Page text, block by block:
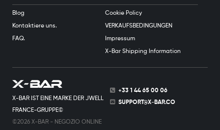
X-BAR IST EINE MARKE DER JWELL
FRANCE-GRUPPE©
©2026 X-BAR - NEGOZIO ONLINE
+33 1 44 65 00 06
SUPPORT@X-BAR.CO
Blog
Kontaktiere uns.
FAQ.
Cookie Policy
VERKAUFSBEDINGUNGEN
Impressum
X-Bar Shipping Information